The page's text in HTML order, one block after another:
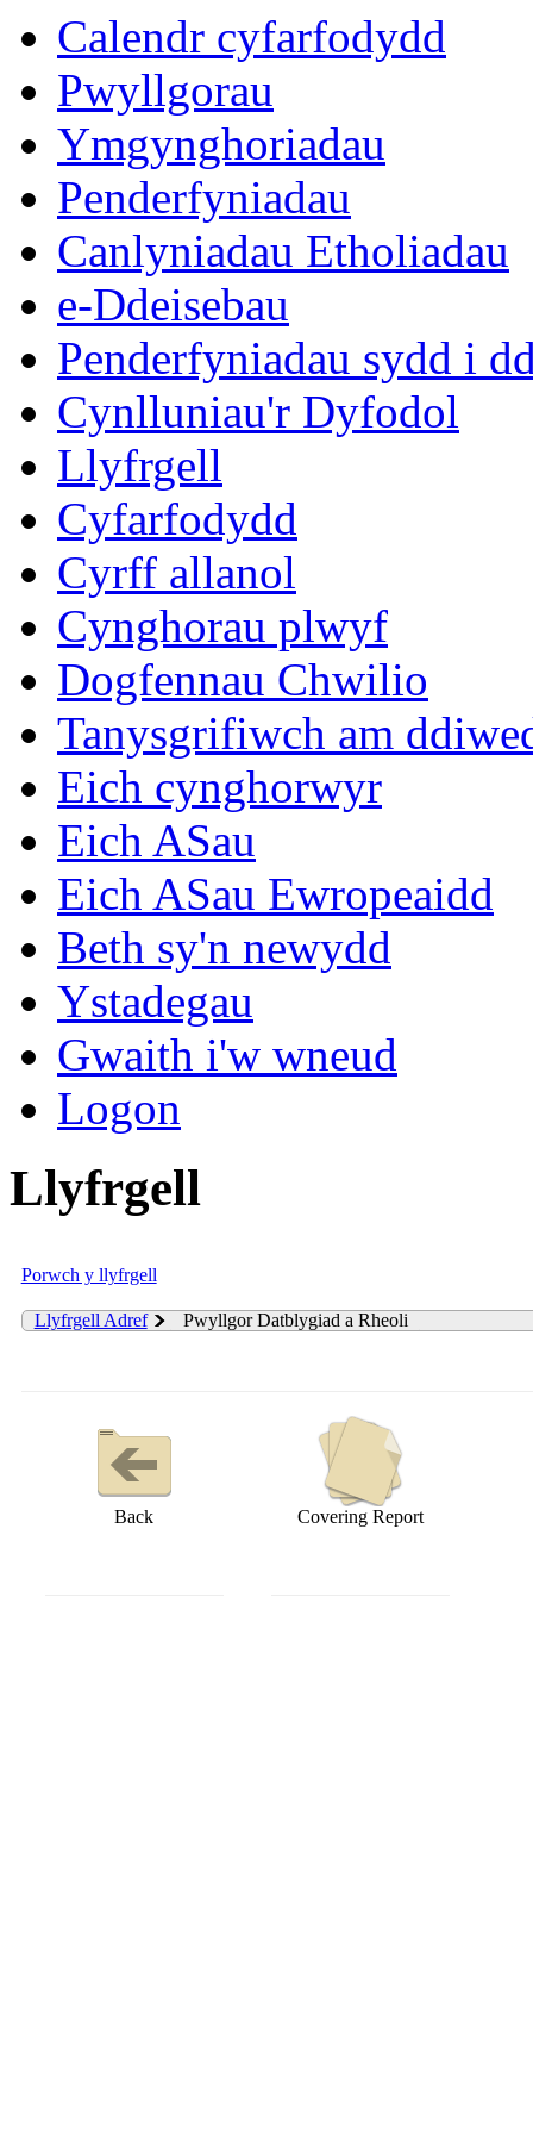
Calendr cyfarfodydd
Pwyllgorau
Ymgynghoriadau
Penderfyniadau
Canlyniadau Etholiadau
e-Ddeisebau
Penderfyniadau sydd i
Cynlluniau'r Dyfodol
Llyfrgell
Cyfarfodydd
Cyrff allanol
Cynghorau plwyf
Dogfennau Chwilio
Tanysgrifiwch am
Eich cynghorwyr
Eich ASau
Eich ASau Ewropeaidd
Beth sy'n newydd
Ystadegau
Gwaith i'w wneud
Logon
Llyfrgell
Porwch y llyfrgell
Llyfrgell Adref Pwyllgor Datblygiad a Rheoli
Back Covering Report